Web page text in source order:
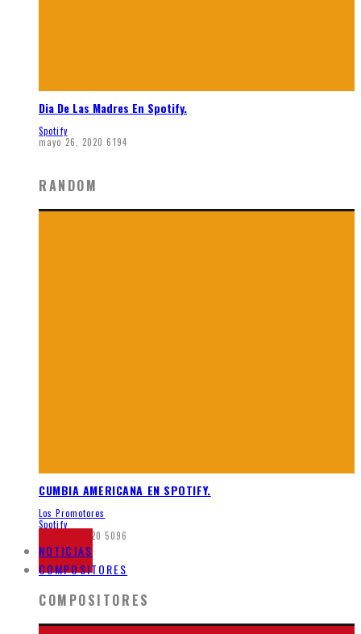
Dia De Las Madres En Spotify.
Spotify
mayo 26, 2020 6194
RANDOM
CUMBIA AMERICANA EN SPOTIFY.
Los Promotores
Spotify
mayo 21, 2020 5096
NOTICIAS
COMPOSITORES
COMPOSITORES